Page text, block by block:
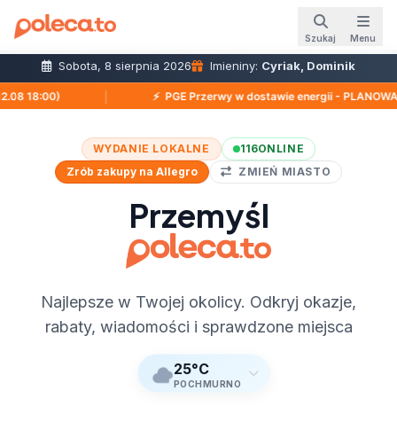
Szukaj Menu
Sobota, 8 sierpnia 2026 Imieniny: Cyriak, Dominik
│ PGE Przerwy w dostawie energii - PLANOWANE: Przemyśl:
WYDANIE LOKALNE 116ONLINE
Zrób zakupy na Allegro
ZMIEŃ MIASTO
Przemyśl
Najlepsze w Twojej okolicy. Odkryj okazje,
rabaty, wiadomości i sprawdzone miejsca
25°C
POCHMURNO